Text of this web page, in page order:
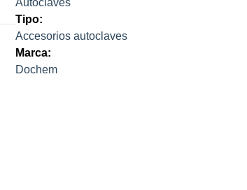
Autoclaves
Tipo:
Accesorios autoclaves
Marca:
Dochem